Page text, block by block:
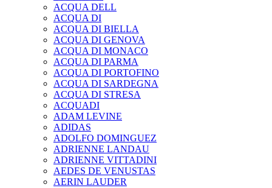
ACQUA DELL
ACQUA DI
ACQUA DI BIELLA
ACQUA DI GENOVA
ACQUA DI MONACO
ACQUA DI PARMA
ACQUA DI PORTOFINO
ACQUA DI SARDEGNA
ACQUA DI STRESA
ACQUADI
ADAM LEVINE
ADIDAS
ADOLFO DOMINGUEZ
ADRIENNE LANDAU
ADRIENNE VITTADINI
AEDES DE VENUSTAS
AERIN LAUDER